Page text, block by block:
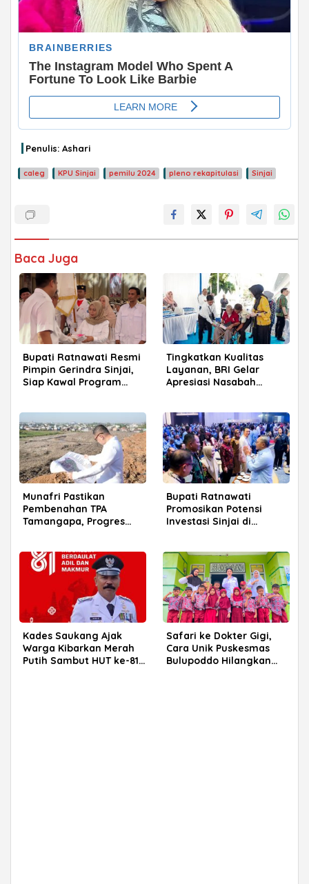
ADVERTISEMENT
Penulis: Ashari
caleg KPU Sinjai pemilu 2024 pleno rekapitulasi Sinjai
Baca Juga
Bupati Ratnawati Resmi
Pimpin Gerindra Sinjai,
Siap Kawal Program
Tingkatkan Kualitas
Layanan, BRI Gelar
Apresiasi Nasabah
Munafri Pastikan
Pembenahan TPA
Tamangapa, Progres
Bupati Ratnawati
Promosikan Potensi
Investasi Sinjai di
Kades Saukang Ajak
Warga Kibarkan Merah
Putih Sambut HUT ke-81
Safari ke Dokter Gigi,
Cara Unik Puskesmas
Bulupoddo Hilangkan